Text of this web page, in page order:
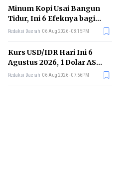
Minum Kopi Usai Bangun
Tidur, Ini 6 Efeknya bagi
Kesehatan Tubuh
Redaksi Daerah 06 Aug 2026 - 08:15PM
Kurs USD/IDR Hari Ini 6
Agustus 2026, 1 Dolar AS
Kini Berapa Rupiah?
Redaksi Daerah 06 Aug 2026 - 07:56PM